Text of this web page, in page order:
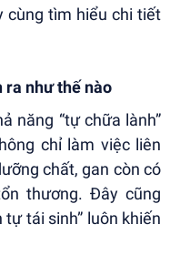
cùng tìm hiểu chi tiết
ra như thế nào
năng “tự chữa lành”
chỉ làm việc liên
chất, gan còn có
thương. Đây cũng
tái sinh” luôn khiến